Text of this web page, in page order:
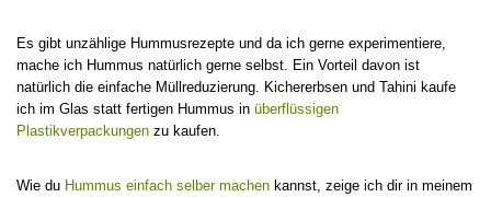
Es gibt unzählige Hummusrezepte und da ich gerne experimentiere,
mache ich Hummus natürlich gerne selbst. Ein Vorteil davon ist
natürlich die einfache Müllreduzierung. Kichererbsen und Tahini kaufe
ich im Glas statt fertigen Hummus in überflüssigen
Plastikverpackungen zu kaufen.
Wie du Hummus einfach selber machen kannst, zeige ich dir in meinem